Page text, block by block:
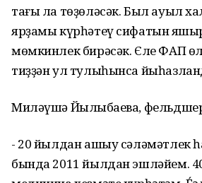
тағы ла төҙөләсәк. Был ауыл
ярҙамы күрһәтеү сифатын
мөмкинлек бирәсәк. Єле ФАП
тиҙҙән ул тулыһынса
Миләүшә Йылҡыбаева,
- 20 йылдан ашыу сәләмәтлек
бында 2011 йылдан эшләйем.